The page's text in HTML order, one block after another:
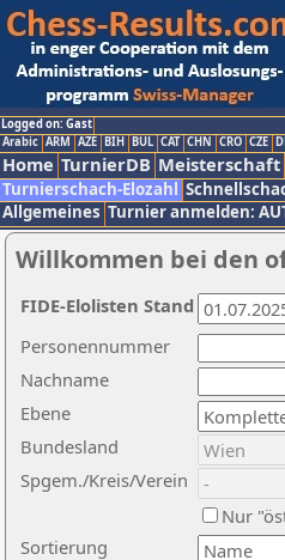
Logged on: Gast
Arabic ARM AZE BIH BUL CAT CHN CRO CZE
Home TurnierDB Meisterschaft
Turnierschach-Elozahl
Allgemeines Turnier anmelden:
Willkommen bei den
Nachname
Ebene
Sortierung
Personennummer
Bundesland
Spgem./Kreis/Verein
Nur
FIDE-Elolisten Stand